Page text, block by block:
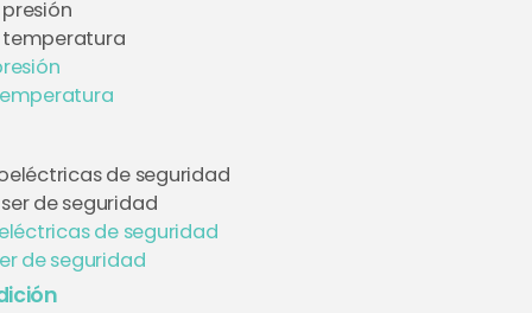
temperatura
de seguridad
de seguridad
de seguridad
de seguridad